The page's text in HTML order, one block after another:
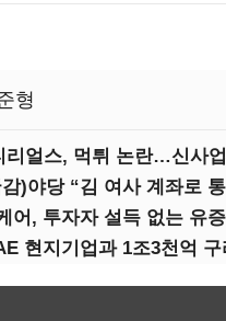
형
리얼스, 먹튀 논란…신사
)야당 “김 여사 계좌로